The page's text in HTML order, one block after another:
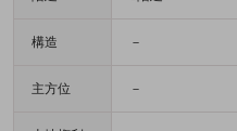
構造 －
主方位 －